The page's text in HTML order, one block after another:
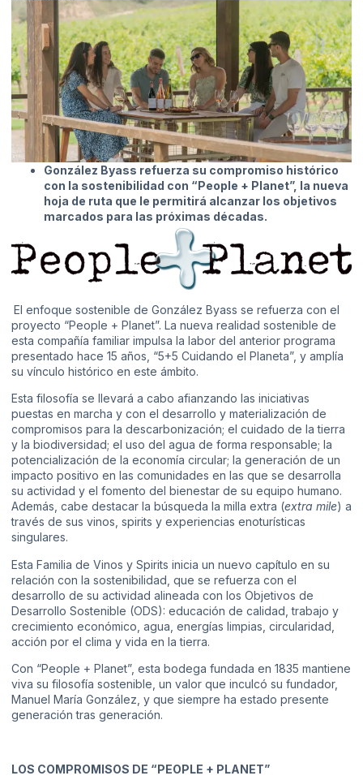
González Byass refuerza su compromiso histórico
con la sostenibilidad con “People + Planet”, la nueva
hoja de ruta que le permitirá alcanzar los objetivos
marcados para las próximas décadas.
El enfoque sostenible de González Byass se refuerza con el
proyecto “People + Planet”. La nueva realidad sostenible de
esta compañía familiar impulsa la labor del anterior programa
presentado hace 15 años, “5+5 Cuidando el Planeta”, y amplía
su vínculo histórico en este ámbito.
Esta filosofía se llevará a cabo afianzando las iniciativas
puestas en marcha y con el desarrollo y materialización de
compromisos para la descarbonización; el cuidado de la tierra
y la biodiversidad; el uso del agua de forma responsable; la
potencialización de la economía circular; la generación de un
impacto positivo en las comunidades en las que se desarrolla
su actividad y el fomento del bienestar de su equipo humano.
Además, cabe destacar la búsqueda la milla extra (extra mile) a
través de sus vinos, spirits y experiencias enoturísticas
singulares.
Esta Familia de Vinos y Spirits inicia un nuevo capítulo en su
relación con la sostenibilidad, que se refuerza con el
desarrollo de su actividad alineada con los Objetivos de
Desarrollo Sostenible (ODS): educación de calidad, trabajo y
crecimiento económico, agua, energías limpias, circularidad,
acción por el clima y vida en la tierra.
Con “People + Planet”, esta bodega fundada en 1835 mantiene
viva su filosofía sostenible, un valor que inculcó su fundador,
Manuel María González, y que siempre ha estado presente
generación tras generación.
LOS COMPROMISOS DE “PEOPLE + PLANET”